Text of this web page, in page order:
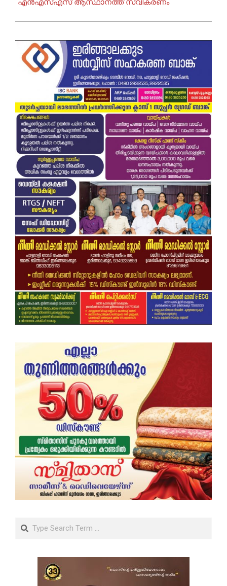
എൻഎസ്എസ് ആസ്ഥാനത്ത് സ്വീകരണം
Search